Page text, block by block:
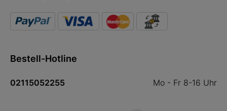
Bestell-Hotline
02115052255 Mo - Fr 8-16 Uhr